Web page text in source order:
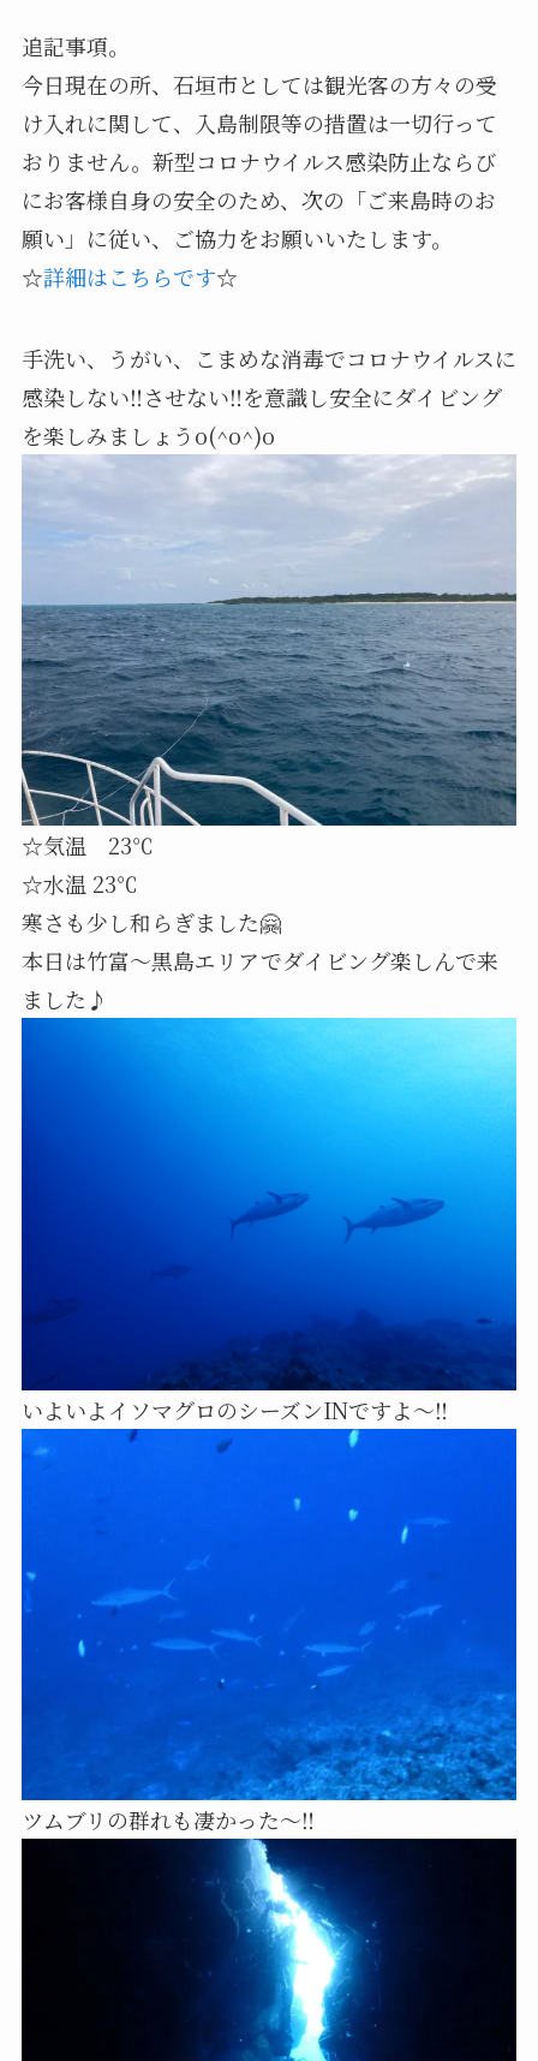
追記事項。
今日現在の所、石垣市としては観光客の方々の受
け入れに関して、入島制限等の措置は一切行って
おりません。新型コロナウイルス感染防止ならび
にお客様自身の安全のため、次の「ご来島時のお
願い」に従い、ご協力をお願いいたします。
☆詳細はこちらです☆
手洗い、うがい、こまめな消毒でコロナウイルスに
感染しない‼️させない‼️を意識し安全にダイビング
を楽しみましょうo(^o^)o
☆気温 23℃
☆水温 23℃
寒さも少し和らぎました🤗
本日は竹富〜黒島エリアでダイビング楽しんで来
ました♪
いよいよイソマグロのシーズンINですよ〜‼️
ツムブリの群れも凄かった〜‼️